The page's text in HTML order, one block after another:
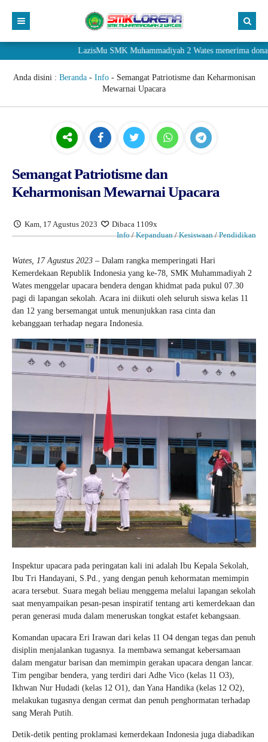
LazisMu SMK Muhammadiyah 2 Wates menerima donasi
Anda disini : Beranda- Info- Semangat Patriotisme dan Keharmonisan
Mewarnai Upacara
Semangat Patriotisme dan
Keharmonisan Mewarnai Upacara
Kam, 17 Agustus 2023
Dibaca 1109x
Info/Kepanduan/Kesiswaan/Pendidikan
Wates, 17 Agustus 2023 – Dalam rangka memperingati Hari
Kemerdekaan Republik Indonesia yang ke-78, SMK Muhammadiyah 2
Wates menggelar upacara bendera dengan khidmat pada pukul 07.30
pagi di lapangan sekolah. Acara ini diikuti oleh seluruh siswa kelas 11
dan 12 yang bersemangat untuk menunjukkan rasa cinta dan
kebanggaan terhadap negara Indonesia.
Inspektur upacara pada peringatan kali ini adalah Ibu Kepala Sekolah,
Ibu Tri Handayani, S.Pd., yang dengan penuh kehormatan memimpin
acara tersebut. Suara megah beliau menggema melalui lapangan sekolah
saat menyampaikan pesan-pesan inspiratif tentang arti kemerdekaan dan
peran generasi muda dalam meneruskan tongkat estafet kebangsaan.
Komandan upacara Eri Irawan dari kelas 11 O4 dengan tegas dan penuh
disiplin menjalankan tugasnya. Ia membawa semangat kebersamaan
dalam mengatur barisan dan memimpin gerakan upacara dengan lancar.
Tim pengibar bendera, yang terdiri dari Adhe Vico (kelas 11 O3),
Ikhwan Nur Hudadi (kelas 12 O1), dan Yana Handika (kelas 12 O2),
melakukan tugasnya dengan cermat dan penuh penghormatan terhadap
sang Merah Putih.
Detik-detik penting proklamasi kemerdekaan Indonesia juga diabadikan